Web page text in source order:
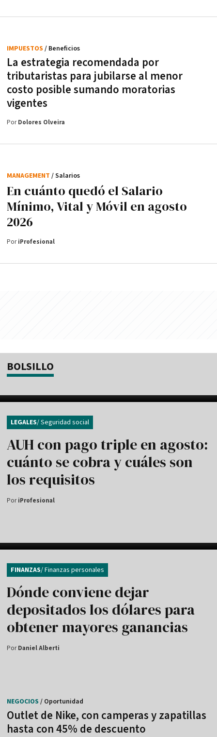
La estrategia recomendada por
tributaristas para jubilarse al menor
costo posible sumando moratorias
vigentes
IMPUESTOS / Beneficios
PorDolores Olveira
En cuánto quedó el Salario
Mínimo, Vital y Móvil en agosto
2026
MANAGEMENT / Salarios
PoriProfesional
BOLSILLO
AUH con pago triple en agosto:
cuánto se cobra y cuáles son
los requisitos
LEGALES/ Seguridad social
PoriProfesional
Dónde conviene dejar
depositados los dólares para
obtener mayores ganancias
FINANZAS/ Finanzas personales
PorDaniel Alberti
Outlet de Nike, con camperas y zapatillas
hasta con 45% de descuento
NEGOCIOS / Oportunidad